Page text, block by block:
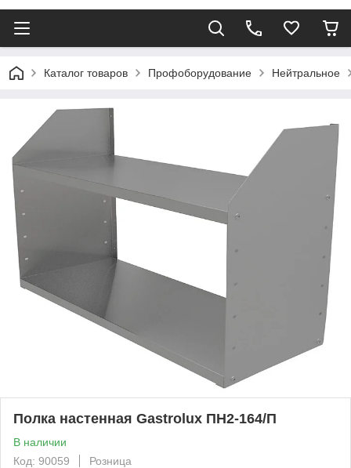
Каталог товаров Профоборудование Нейтральное
Полка настенная Gastrolux ПН2-164/П
В наличии
Код: 90059
Розница